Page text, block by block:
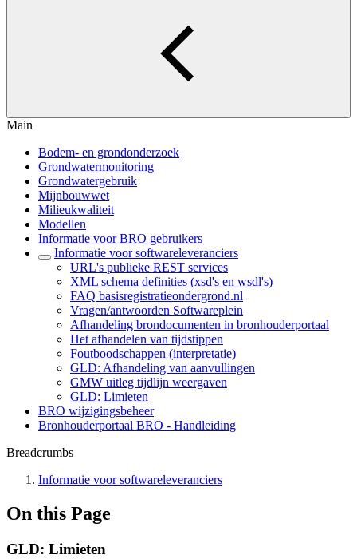
Main
Bodem- en grondonderzoek
Grondwatermonitoring
Grondwatergebruik
Mijnbouwwet
Milieukwaliteit
Modellen
Informatie voor BRO gebruikers
Informatie voor softwareleveranciers
URL's publieke REST services
XML schema definities (xsd's en wsdl's)
FAQ basisregistratieondergrond.nl
Vragen/antwoorden Softwareplein
Afhandeling brondocumenten in bronhouderportaal
Het afhandelen van tijdstippen
Foutboodschappen (interpretatie)
GLD: Afhandeling van aanvullingen
GMW uitleg tijdlijn weergaven
GLD: Limieten
BRO wijzigingsbeheer
Bronhouderportaal BRO - Handleiding
Breadcrumbs
Informatie voor softwareleveranciers
On this Page
GLD: Limieten